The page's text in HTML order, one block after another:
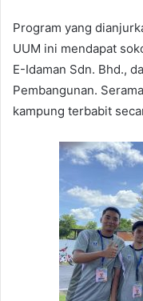
Program yang
UUM ini mendapat
E-Idaman Sdn. Bhd.,
Pembangunan.
kampung terbabit